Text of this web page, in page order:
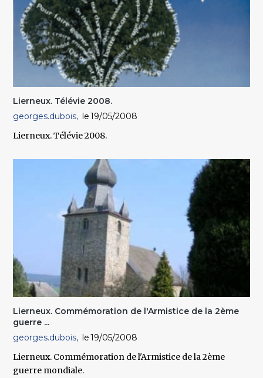
Lierneux. Télévie 2008.
georges.dubois
19/05/2008
Lierneux. Télévie 2008.
Lierneux. Commémoration de l'Armistice de la 2ème
guerre ...
georges.dubois
19/05/2008
Lierneux. Commémoration de l'Armistice de la 2ème
guerre mondiale.